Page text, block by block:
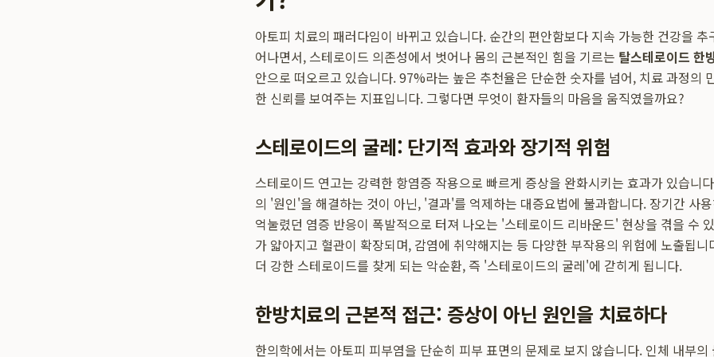
아토피 치료의 패러다임이 바뀌고 있습니다. 순간의 편안함보다 지속 가능한 건강을
어나면서, 스테로이드 의존성에서 벗어나 몸의 근본적인 힘을 기르는 탈스테로이드 한
안으로 떠오르고 있습니다. 97%라는 높은 추천율은 단순한 숫자를 넘어, 치료 과정의
한 신뢰를 보여주는 지표입니다. 그렇다면 무엇이 환자들의 마음을 움직였을까요?
스테로이드의 굴레: 단기적 효과와 장기적 위험
스테로이드 연고는 강력한 항염증 작용으로 빠르게 증상을 완화시키는 효과가 있습니
의 '원인'을 해결하는 것이 아닌, '결과'를 억제하는 대증요법에 불과합니다. 장기간 사
억눌렸던 염증 반응이 폭발적으로 터져 나오는 '스테로이드 리바운드' 현상을 겪을 수
가 얇아지고 혈관이 확장되며, 감염에 취약해지는 등 다양한 부작용의 위험에 노출됩니
더 강한 스테로이드를 찾게 되는 악순환, 즉 '스테로이드의 굴레'에 갇히게 됩니다.
한방치료의 근본적 접근: 증상이 아닌 원인을 치료하다
한의학에서는 아토피 피부염을 단순히 피부 표면의 문제로 보지 않습니다. 인체 내부의